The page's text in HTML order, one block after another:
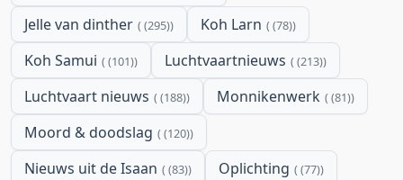
Jelle van dinther (295) Koh Larn (78)
Koh Samui (101) Luchtvaartnieuws (213)
Luchtvaart nieuws (188) Monnikenwerk (81)
Moord & doodslag (120)
Nieuws uit de Isaan (83) Oplichting (77)